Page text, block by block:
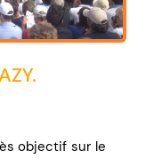
objectif sur le